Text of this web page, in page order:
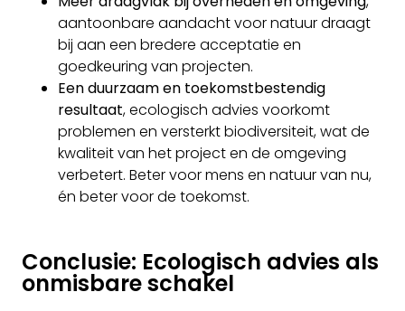
aantoonbare aandacht voor natuur draagt
bij aan een bredere acceptatie en
goedkeuring van projecten.
Een duurzaam en toekomstbestendig
resultaat, ecologisch advies voorkomt
problemen en versterkt biodiversiteit, wat de
kwaliteit van het project en de omgeving
verbetert. Beter voor mens en natuur van nu,
én beter voor de toekomst.
Conclusie: Ecologisch advies als
onmisbare schakel